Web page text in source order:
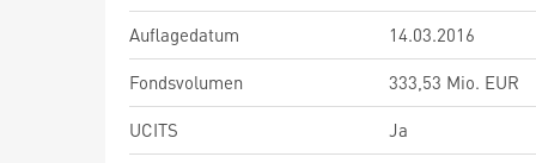
Auflagedatum
14.03.2016
Fondsvolumen
333,53 Mio. EUR
UCITS
Ja